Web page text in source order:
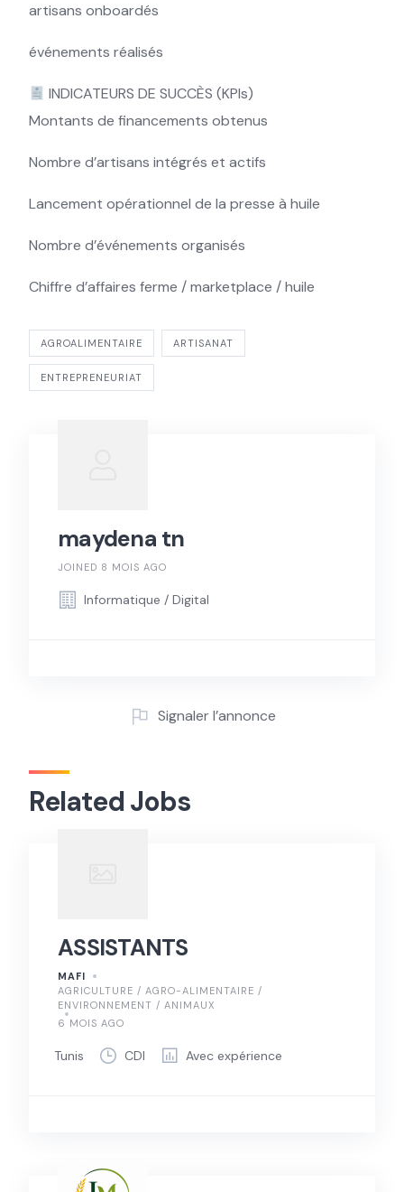
artisans onboardés
événements réalisés
INDICATEURS DE SUCCÈS (KPIs)
Montants de financements obtenus
Nombre d’artisans intégrés et actifs
Lancement opérationnel de la presse à huile
Nombre d’événements organisés
Chiffre d’affaires ferme / marketplace / huile
AGROALIMENTAIRE ARTISANAT
ENTREPRENEURIAT
maydena tn
JOINED 8 MOIS AGO
Informatique / Digital
Signaler l’annonce
Related Jobs
ASSISTANTS
MAFI
AGRICULTURE / AGRO-ALIMENTAIRE /
ENVIRONNEMENT / ANIMAUX
6 MOIS AGO
Tunis CDI Avec expérience